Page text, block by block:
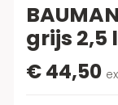
grijs 2,5
€ 44,50